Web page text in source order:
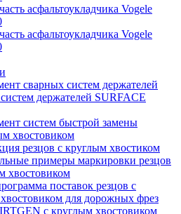
асфальтоукладчика Vogele
асфальтоукладчика Vogele
сварных систем держателей
держателей SURFACE
систем быстрой замены
хвостовиком
резцов с круглым хвостиком
примеры маркировки резцов
хвостовиком
поставок резцов с
для дорожных фрез
с круглым хвостовиком